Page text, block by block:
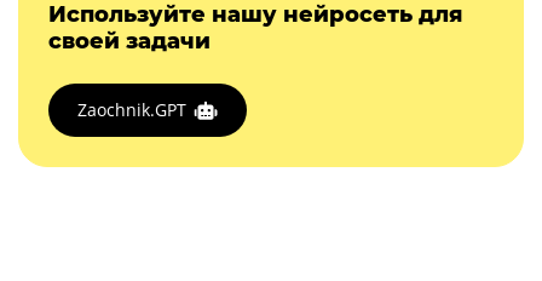
Используйте нашу нейросеть для
своей задачи
Zaochnik.GPT